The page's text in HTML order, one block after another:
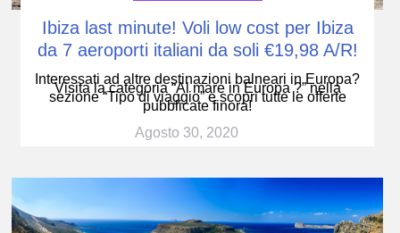
Ibiza last minute! Voli low cost per Ibiza
da 7 aeroporti italiani da soli €19,98 A/R!
Interessati ad altre destinazioni balneari in Europa?
Visita la categoria “Al mare in Europa ?” nella
sezione “Tipo di viaggio” e scopri tutte le offerte
pubblicate finora!
Agosto 30, 2020